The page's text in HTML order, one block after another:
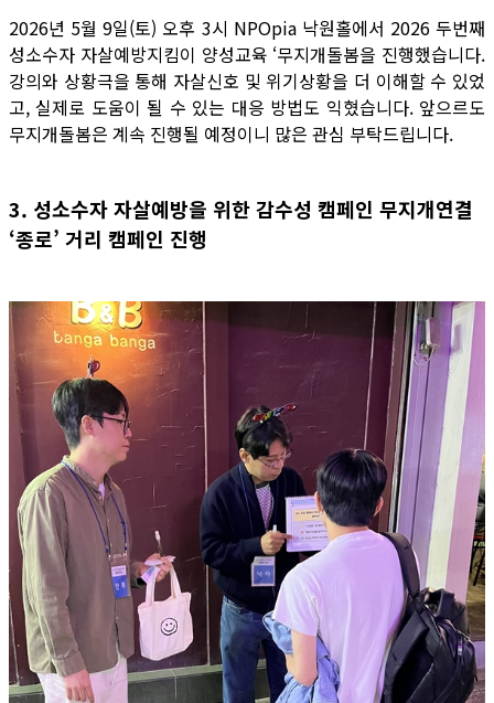
2026년 5월 9일(토) 오후 3시 NPOpia 낙원홀에서 2026 두번째
성소수자 자살예방지킴이 양성교육 ‘무지개돌봄을 진행했습니다.
강의와 상황극을 통해 자살신호 및 위기상황을 더 이해할 수 있었
고, 실제로 도움이 될 수 있는 대응 방법도 익혔습니다. 앞으르도
무지개돌봄은 계속 진행될 예정이니 많은 관심 부탁드립니다.
3. 성소수자 자살예방을 위한 감수성 캠페인 무지개연결
‘종로’ 거리 캠페인 진행